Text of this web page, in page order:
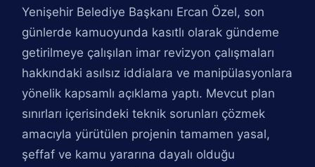
Yenişehir Belediye Başkanı Ercan Özel, son
günlerde kamuoyunda kasıtlı olarak gündeme
getirilmeye çalışılan imar revizyon çalışmaları
hakkındaki asılsız iddialara ve manipülasyonlara
yönelik kapsamlı açıklama yaptı. Mevcut plan
sınırları içerisindeki teknik sorunları çözmek
amacıyla yürütülen projenin tamamen yasal,
şeffaf ve kamu yararına dayalı olduğu